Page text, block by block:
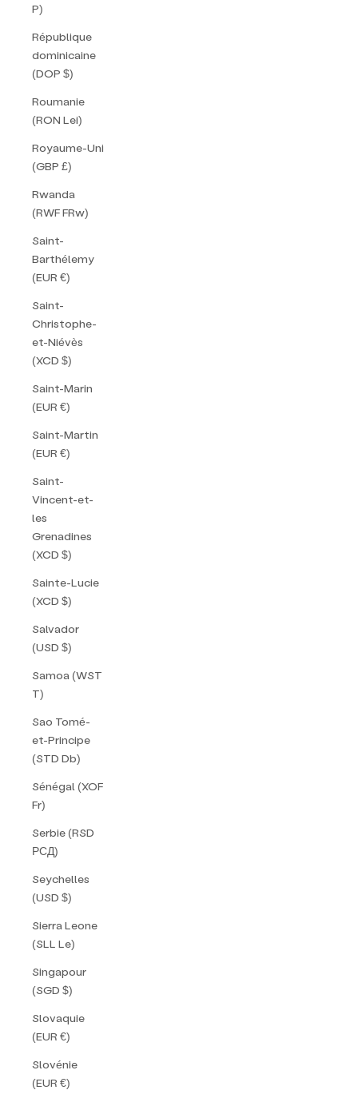
P)
République
dominicaine
(DOP $)
Roumanie
(RON Lei)
Royaume-Uni
(GBP £)
Rwanda
(RWF FRw)
Saint-
Barthélemy
(EUR €)
Saint-
Christophe-
et-Niévès
(XCD $)
Saint-Marin
(EUR €)
Saint-Martin
(EUR €)
Saint-
Vincent-et-
les
Grenadines
(XCD $)
Sainte-Lucie
(XCD $)
Salvador
(USD $)
Samoa (WST
T)
Sao Tomé-
et-Principe
(STD Db)
Sénégal (XOF
Fr)
Serbie (RSD
РСД)
Seychelles
(USD $)
Sierra Leone
(SLL Le)
Singapour
(SGD $)
Slovaquie
(EUR €)
Slovénie
(EUR €)